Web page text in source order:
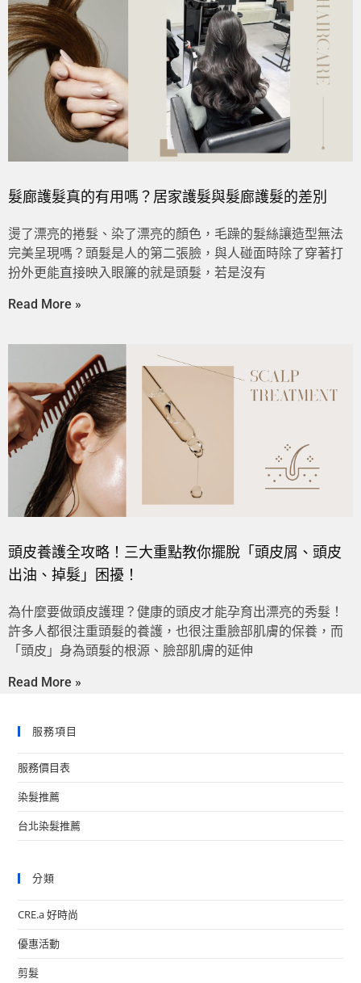
髮廊護髮真的有用嗎？居家護髮與髮廊護髮的差別
燙了漂亮的捲髮、染了漂亮的顏色，毛躁的髮絲讓造型無法
完美呈現嗎？頭髮是人的第二張臉，與人碰面時除了穿著打
扮外更能直接映入眼簾的就是頭髮，若是沒有
Read More »
頭皮養護全攻略！三大重點教你擺脫「頭皮屑、頭皮
出油、掉髮」困擾！
為什麼要做頭皮護理？健康的頭皮才能孕育出漂亮的秀髮！
許多人都很注重頭髮的養護，也很注重臉部肌膚的保養，而
「頭皮」身為頭髮的根源、臉部肌膚的延伸
Read More »
服務項目
服務價目表
染髮推薦
台北染髮推薦
分類
CRE.a 好時尚
優惠活動
剪髮